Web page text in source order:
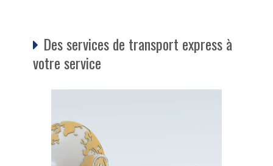
Des services de transport express à
votre service